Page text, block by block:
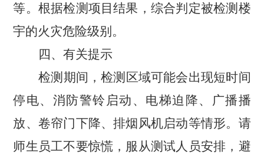
等。根据检测项目结果，综合判定被检测楼
宇的火灾危险级别。
四、有关提示
检测期间，检测区域可能会出现短时间
停电、消防警铃启动、电梯迫降、广播播
放、卷帘门下降、排烟风机启动等情形。请
师生员工不要惊慌，服从测试人员安排，避